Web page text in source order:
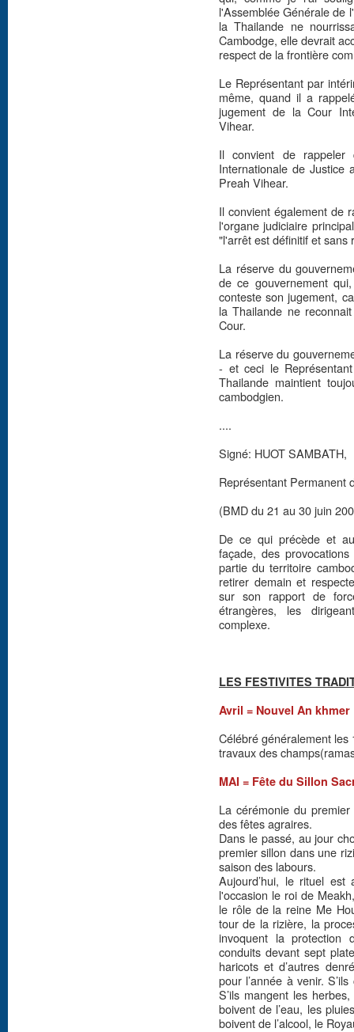
l'Assemblée Générale de
la Thailande ne
Cambodge, elle devrait
respect de la frontière
Le Représentant par
même, quand il a
jugement de la Cour
Vihear.
Il convient de
Internationale de Justice
Preah Vihear.
Il convient également de
l'organe judiciaire
"l'arrêt est définitif et sans
La réserve du
de ce gouvernement
conteste son jugement,
la Thailande ne
Cour.
La réserve du
- et ceci le
Thailande maintient
cambodgien.
....
Signé: HUOT SAMBATH,
Représentant Permanent
(BMD du 21 au 30 juin
De ce qui précède et
façade, des
partie du territoire
retirer demain et
sur son rapport de
étrangères, les
complexe.
LES FESTIVITES
Avril = Nouvel An khmer
Célébré généralement
travaux des
MAI = Fête du Sillon
La cérémonie du
des fêtes agraires.
Dans le passé, au jour
premier sillon dans une
saison des labours.
Aujourd’hui, le rituel
l'occasion le roi de
le rôle de la reine Me
tour de la rizière, la
invoquent la
conduits devant sept
haricots et d’autres
pour l’année à venir.
S’ils mangent les
boivent de l’eau, les
boivent de l’alcool, le